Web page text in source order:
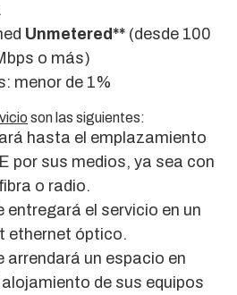
Unmetered** (desde 100
o más)
menor de 1%
son las siguientes:
hasta el emplazamiento
por sus medios, ya sea con
o radio.
entregará el servicio en un
ethernet óptico.
arrendará un espacio en
de sus equipos